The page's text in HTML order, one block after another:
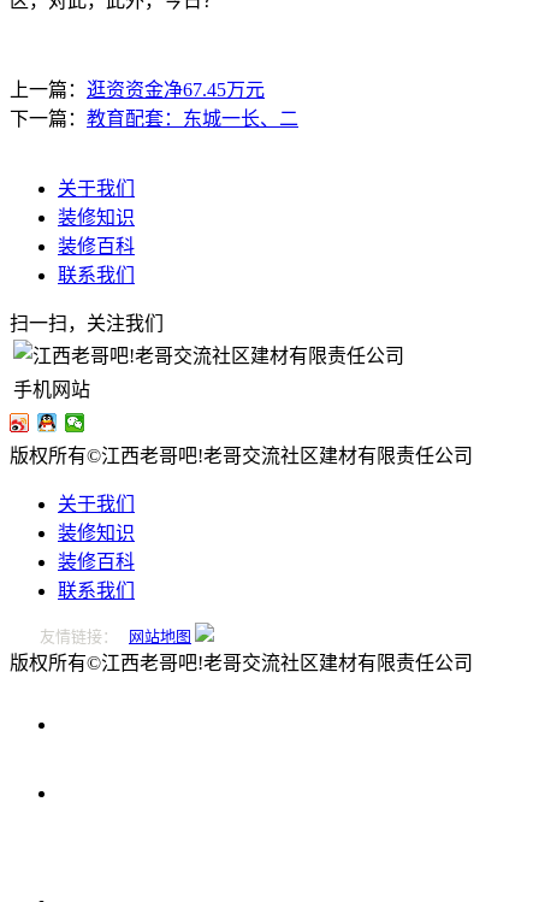
上一篇： 逛资资金净67.45万元
下一篇： 教育配套：东城一长、二
关于我们
装修知识
装修百科
联系我们
扫一扫，关注我们
手机网站
版权所有©江西老哥吧!老哥交流社区建材有限责任公司
关于我们
装修知识
装修百科
联系我们
友情链接： 网站地图
版权所有©江西老哥吧!老哥交流社区建材有限责任公司